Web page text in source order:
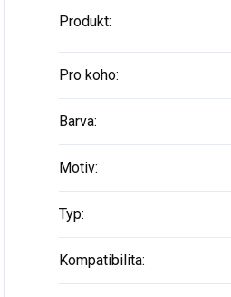
Produkt:
Pro koho:
Barva:
Motiv:
Typ:
Kompatibilita: